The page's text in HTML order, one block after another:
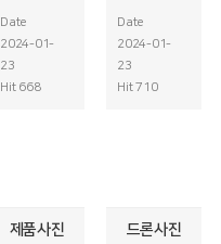
Date
2024-01-
23
Hit 668
Date
2024-01-
23
Hit 710
제품사진 드론사진